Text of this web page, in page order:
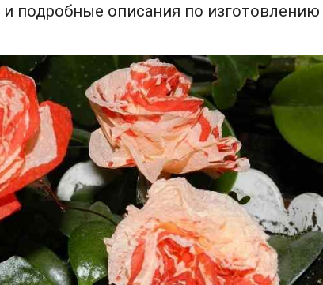
подробные описания по